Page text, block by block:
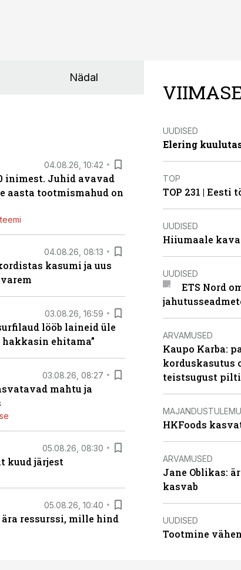
Nädal
04.08.26, 10:42
inimest. Juhid avavad
aasta tootmismahud on
04.08.26, 08:13
kasumi ja uus
03.08.26, 16:59
lööb laineid üle
hakkasin ehitama”
03.08.26, 08:27
mahtu ja
05.08.26, 08:30
kuud järjest
05.08.26, 10:40
ressurssi, mille hind
UUDISED
Elering
TOP
TOP 231 |
UUDISED
Hiiumaale
UUDISED
ETS Nord
ARVAMUSED
Kaupo Karba:
korduskasutus
teistsugust pilti
HKFoods
ARVAMUSED
Jane Oblikas:
kasvab
UUDISED
Tootmine